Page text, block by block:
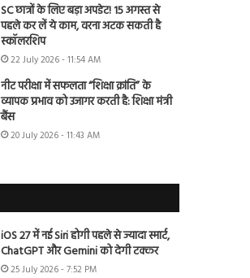
SC छात्रों के लिए बड़ा अपडेट! 15 अगस्त से
पहले कर लें ये काम, वरना अटक सकती है
स्कॉलरशिप
22 July 2026 - 11:54 AM
नीट परीक्षा में सफलता “शिक्षा क्रांति” के
व्यापक प्रभाव को उजागर करती है: शिक्षा मंत्री
बैंस
20 July 2026 - 11:43 AM
iOS 27 में नई Siri होगी पहले से ज्यादा स्मार्ट,
ChatGPT और Gemini को देगी टक्कर
25 July 2026 - 7:52 PM